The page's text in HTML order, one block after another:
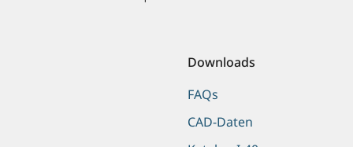
Downloads
FAQs
CAD-Daten